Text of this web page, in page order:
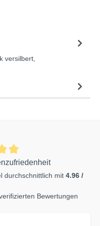
versilbert,
durchschnittlich mit 4.96 /
Bewertungen